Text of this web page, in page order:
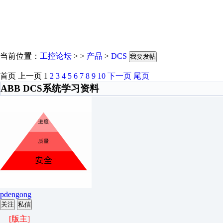
当前位置： 工控论坛 > > 产品 > DCS 我要发帖
首页 上一页 1 2 3 4 5 6 7 8 9 10 下一页 尾页
ABB DCS系统学习资料
pdengong
关注 私信
[版主]